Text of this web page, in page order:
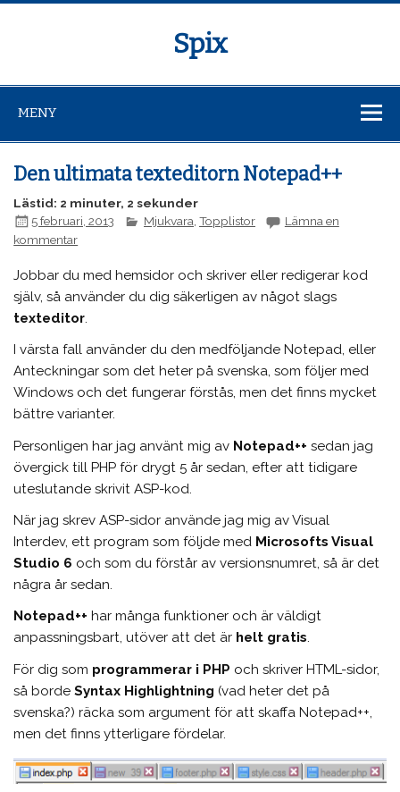
Spix
MENY
Den ultimata texteditorn Notepad++
Lästid: 2 minuter, 2 sekunder
5 februari, 2013
Mjukvara ,Topplistor
Lämna en
kommentar
Jobbar du med hemsidor och skriver eller redigerar kod
själv, så använder du dig säkerligen av något slags
texteditor.
I värsta fall använder du den medföljande Notepad, eller
Anteckningar som det heter på svenska, som följer med
Windows och det fungerar förstås, men det finns mycket
bättre varianter.
Personligen har jag använt mig av Notepad++ sedan jag
övergick till PHP för drygt 5 år sedan, efter att tidigare
uteslutande skrivit ASP-kod.
När jag skrev ASP-sidor använde jag mig av Visual
Interdev, ett program som följde med Microsofts Visual
Studio 6 och som du förstår av versionsnumret, så är det
några år sedan.
Notepad++ har många funktioner och är väldigt
anpassningsbart, utöver att det är helt gratis.
För dig som programmerar i PHP och skriver HTML-sidor,
så bordeSyntax Highlightning (vad heter det på
svenska?) räcka som argument för att skaffa Notepad++,
men det finns ytterligare fördelar.